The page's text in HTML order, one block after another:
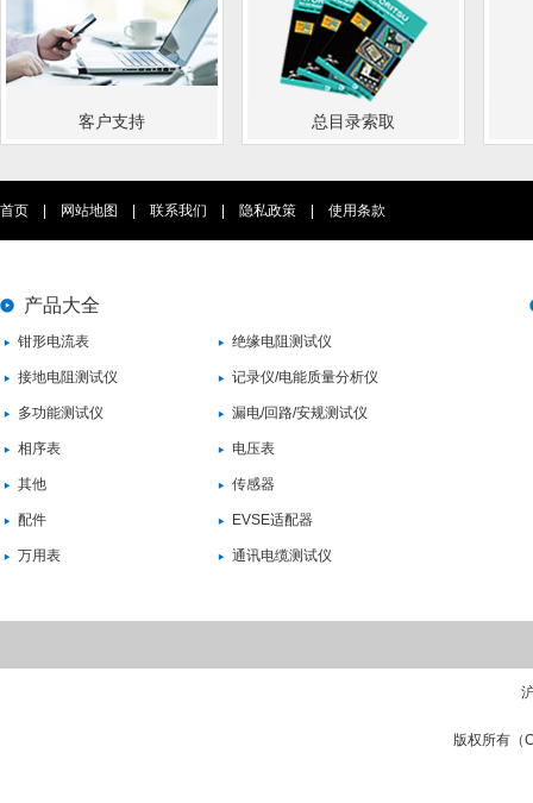
客户支持 总目录索取
首页 网站地图 联系我们 隐私政策 使用条款
产品大全
钳形电流表 绝缘电阻测试仪
接地电阻测试仪 记录仪/电能质量分析仪
多功能测试仪 漏电/回路/安规测试仪
相序表 电压表
其他 传感器
配件 EVSE适配器
万用表 通讯电缆测试仪
版权所有（